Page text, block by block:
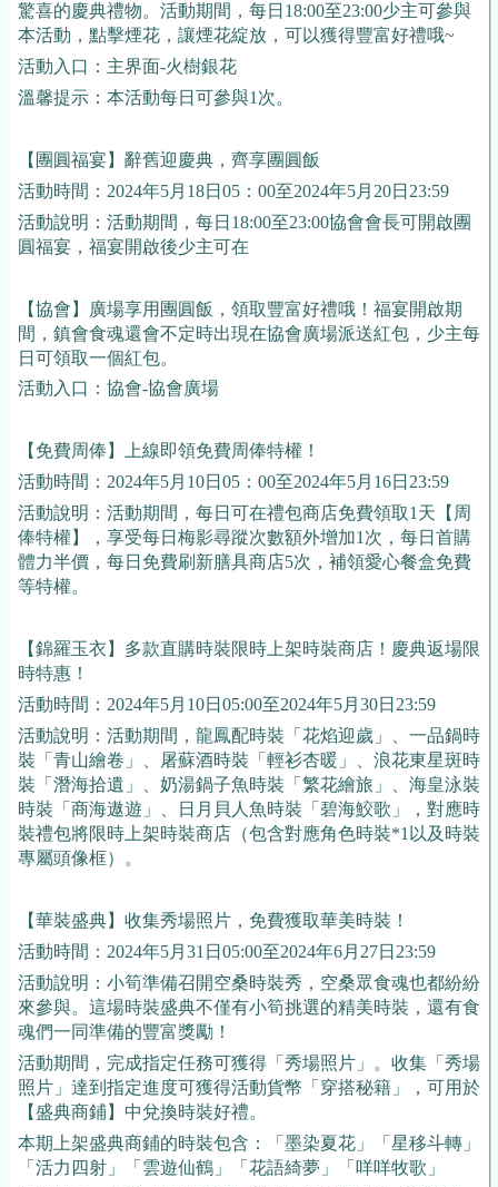
驚喜的慶典禮物。活動期間，每日18:00至23:00少主可參與
本活動，點擊煙花，讓煙花綻放，可以獲得豐富好禮哦~
活動入口：主界面-火樹銀花
溫馨提示：本活動每日可參與1次。
【團圓福宴】辭舊迎慶典，齊享團圓飯
活動時間：2024年5月18日05：00至2024年5月20日23:59
活動說明：活動期間，每日18:00至23:00協會會長可開啟團
圓福宴，福宴開啟後少主可在
【協會】廣場享用團圓飯，領取豐富好禮哦！福宴開啟期
間，鎮會食魂還會不定時出現在協會廣場派送紅包，少主每
日可領取一個紅包。
活動入口：協會-協會廣場
【免費周俸】上線即領免費周俸特權！
活動時間：2024年5月10日05：00至2024年5月16日23:59
活動說明：活動期間，每日可在禮包商店免費領取1天【周
俸特權】，享受每日梅影尋蹤次數額外增加1次，每日首購
體力半價，每日免費刷新膳具商店5次，補領愛心餐盒免費
等特權。
【錦羅玉衣】多款直購時裝限時上架時裝商店！慶典返場限
時特惠！
活動時間：2024年5月10日05:00至2024年5月30日23:59
活動說明：活動期間，龍鳳配時裝「花焰迎歲」、一品鍋時
裝「青山繪卷」、屠蘇酒時裝「輕衫杏暖」、浪花東星斑時
裝「潛海拾遺」、奶湯鍋子魚時裝「繁花繪旅」、海皇泳裝
時裝「商海遨遊」、日月貝人魚時裝「碧海鮫歌」，對應時
裝禮包將限時上架時裝商店（包含對應角色時裝*1以及時裝
專屬頭像框）。
【華裝盛典】收集秀場照片，免費獲取華美時裝！
活動時間：2024年5月31日05:00至2024年6月27日23:59
活動說明：小筍準備召開空桑時裝秀，空桑眾食魂也都紛紛
來參與。這場時裝盛典不僅有小筍挑選的精美時裝，還有食
魂們一同準備的豐富獎勵！
活動期間，完成指定任務可獲得「秀場照片」。收集「秀場
照片」達到指定進度可獲得活動貨幣「穿搭秘籍」，可用於
【盛典商鋪】中兌換時裝好禮。
本期上架盛典商鋪的時裝包含：「墨染夏花」「星移斗轉」
「活力四射」「雲遊仙鶴」「花語綺夢」「咩咩牧歌」